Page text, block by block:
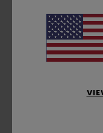
Logo:Druck
Wasserbasis
Das